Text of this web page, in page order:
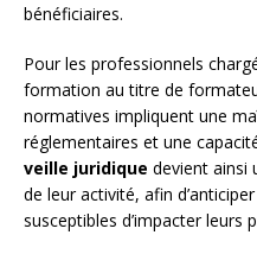
bénéficiaires.
Pour les professionnels
formation au titre de
normatives impliquent une
réglementaires et une
veille juridique devient ainsi
de leur activité, afin
susceptibles d’impacter leurs